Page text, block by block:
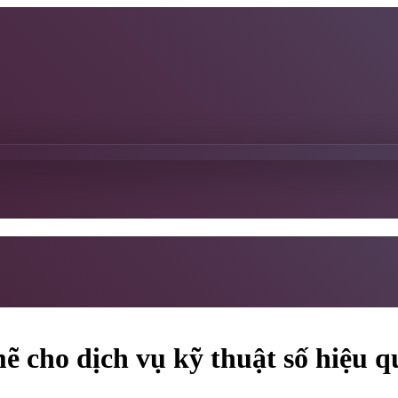
cho dịch vụ kỹ thuật số hiệu